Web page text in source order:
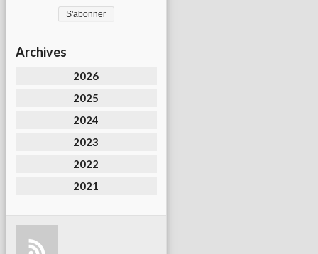
Archives
2026
2025
2024
2023
2022
2021